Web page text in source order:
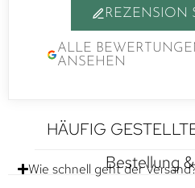
REZENSION
ALLE
ANSEHEN
HÄUFIG
Bestellung
Wie schnell geht der